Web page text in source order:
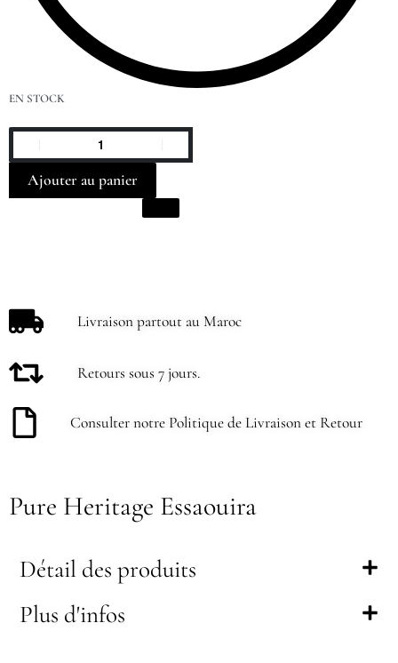
Livraison partout au Maroc
Retours sous 7 jours.
Consulter notre Politique de Livraison et Retour
EN STOCK
Ajouter au panier
Pure Heritage Essaouira
Détail des produits
Plus d'infos